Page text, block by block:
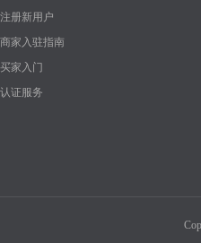
注册新用户
商家入驻指南
买家入门
认证服务